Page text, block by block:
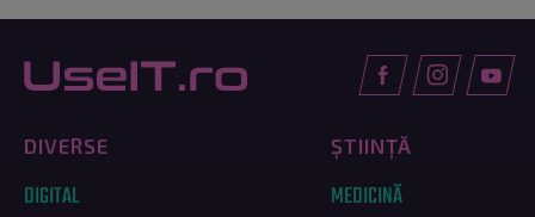
DIVERSE
DIGITAL
ȘTIINȚĂ
MEDICINĂ